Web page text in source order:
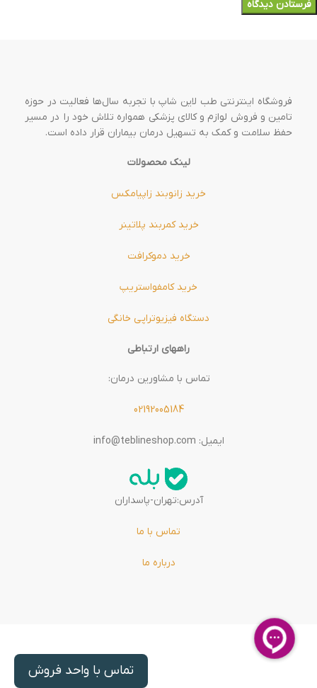
فروشگاه اینترنتی طب لاین شاپ با تجربه سال‌ها فعالیت در حوزه
تامین و فروش لوازم و کالای پزشکی همواره تلاش خود را در مسیر
حفظ سلامت و کمک به تسهیل درمان بیماران قرار داده است.
لینک محصولات
خرید زانوبند زاپیامکس
خرید کمربند پلاتینر
خرید دموکرافت
خرید کامفواستریپ
دستگاه فیزیوتراپی خانگی
راههای ارتباطی
تماس با مشاورین درمان:
02192005184
ایمیل: info@teblineshop.com
آدرس:تهران-پاسداران
تماس با ما
درباره ما
تماس با واحد فروش